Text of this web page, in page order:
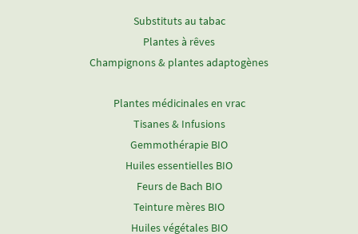
Substituts au tabac
Plantes à rêves
Champignons & plantes adaptogènes
Plantes médicinales en vrac
Tisanes & Infusions
Gemmothérapie BIO
Huiles essentielles BIO
Feurs de Bach BIO
Teinture mères BIO
Huiles végétales BIO